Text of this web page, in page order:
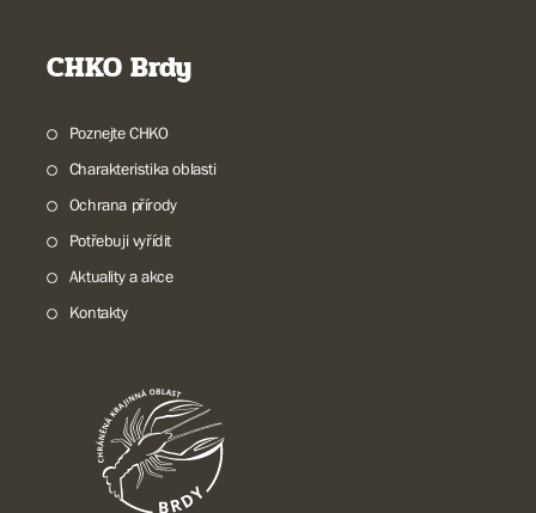
CHKO Brdy
Poznejte CHKO
Charakteristika oblasti
Ochrana přírody
Potřebuji vyřídit
Aktuality a akce
Kontakty